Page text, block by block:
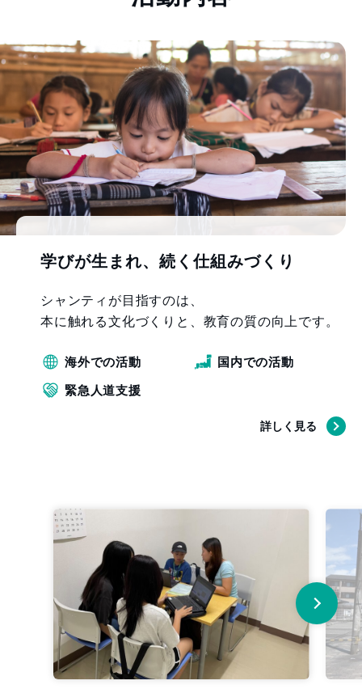
学びが生まれ、 続く仕組みづくり
シャンティが目指すのは、
本に触れる文化づくりと、 教育の質の向上です。
海外での活動 国内での活動
緊急人道支援
詳しく見る